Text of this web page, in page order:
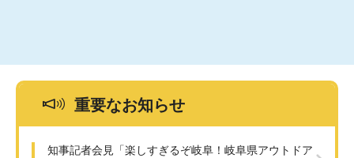
重要なお知らせ
知事記者会見「楽しすぎるぞ岐阜！岐阜県アウトドア